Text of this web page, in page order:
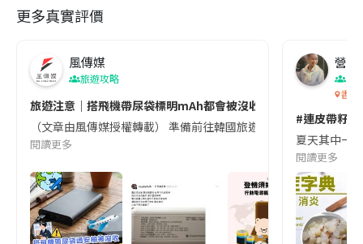
更多真實評價
風傳媒
旅遊攻略
旅遊注意｜搭飛機帶尿袋標明mAh都會被沒收😱出發前切記檢查
（文章由風傳媒授權轉載） 準備前往韓國旅遊的民眾，近期要
閱讀更多
營養
香港
#連皮帶籽
夏天其中一
閱讀更多